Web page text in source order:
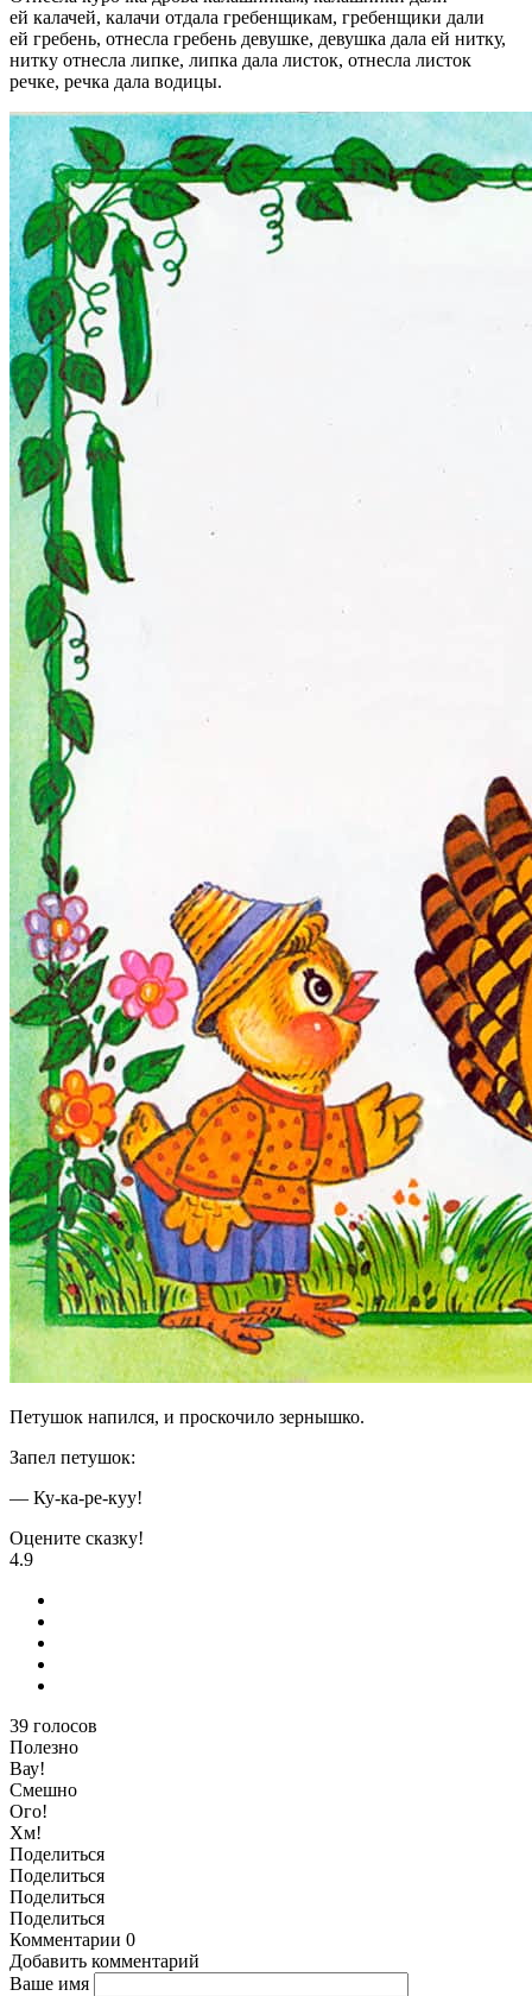
ей калачей, калачи отдала гребенщикам, гребенщики дали
ей гребень, отнесла гребень девушке, девушка дала ей нитку,
нитку отнесла липке, липка дала листок, отнесла листок
речке, речка дала водицы.
Петушок напился, и проскочило зернышко.
Запел петушок:
— Ку-ка-ре-куу!
Оцените сказку!
4.9
39 голосов
Полезно
Вау!
Смешно
Ого!
Хм!
Поделиться
Поделиться
Поделиться
Поделиться
Комментарии 0
Добавить комментарий
Ваше имя